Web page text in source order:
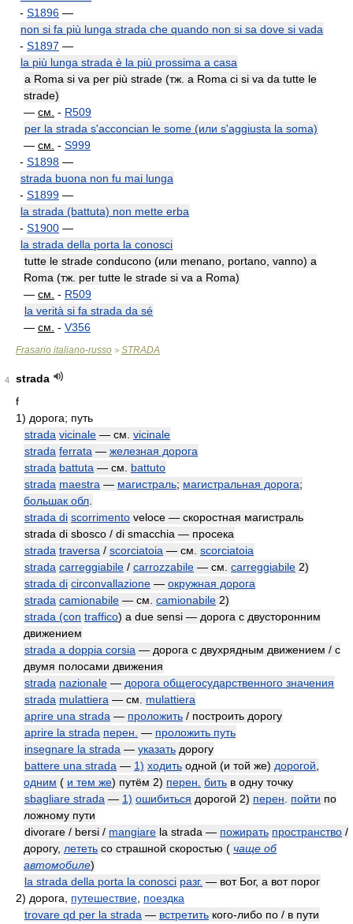
- S1896 —
non si fa più lunga strada che quando non si sa dove si vada
- S1897 —
la più lunga strada è la più prossima a casa
a Roma si va per più strade (тж. a Roma ci si va da tutte le
strade)
— см. - R509
per la strada s'acconcian le some (или s'aggiusta la soma)
— см. - S999
- S1898 —
strada buona non fu mai lunga
- S1899 —
la strada (battuta) non mette erba
- S1900 —
la strada della porta la conosci
tutte le strade conducono (или menano, portano, vanno) a
Roma (тж. per tutte le strade si va a Roma)
— см. - R509
la verità si fa strada da sé
— см. - V356
Frasario italiano-russo > STRADA
4
strada
f
1) дорога; путь
strada vicinale — см. vicinale
strada ferrata — железная дорога
strada battuta — см. battuto
strada maestra — магистраль; магистральная дорога;
большак обл
strada di scorrimento veloce — скоростная магистраль
strada di sbosco / di smacchia — просека
strada traversa / scorciatoia — см. scorciatoia
strada carreggiabile / carrozzabile — см. carreggiabile 2)
strada di circonvallazione — окружная дорога
strada camionabile — см. camionabile 2)
strada (con traffico) a due sensi — дорога с двусторонним
движением
strada a doppia corsia — дорога с двухрядным движением / с
двумя полосами движения
strada nazionale — дорога общегосударственного значения
strada mulattiera — см. mulattiera
aprire una strada — проложить / построить дорогу
aprire la strada перен. — проложить путь
insegnare la strada — указать дорогу
battere una strada — 1) ходить одной (и той же) дорогой
одним ( и тем же) путём 2) перен. бить в одну точку
sbagliare strada — 1) ошибиться дорогой 2) перен пойти по
ложному пути
divorare / bersi / mangiare la strada — пожирать пространство /
дорогу, лететь со страшной скоростью ( чаще об
автомобиле)
la strada della porta la conosci разг. — вот Бог, а вот порог
2) дорога, путешествие поездка
trovare qd per la strada — встретить кого-либо по / в пути